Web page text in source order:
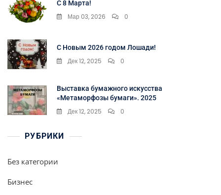
С 8 Марта!
Мар 03, 2026 0
С Новым 2026 годом Лошади!
Дек 12, 2025 0
Выставка бумажного искусства
«Метаморфозы бумаги». 2025
Дек 12, 2025 0
РУБРИКИ
Без категории
Бизнес